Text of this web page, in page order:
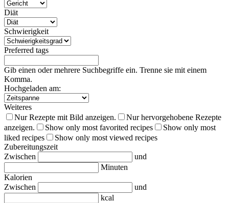
Diät
Schwierigkeit
Preferred tags
Gib einen oder mehrere Suchbegriffe ein. Trenne sie mit einem
Komma.
Hochgeladen am:
Weiteres
Nur Rezepte mit Bild anzeigen.
Nur hervorgehobene Rezepte
anzeigen.
Show only most favorited recipes
Show only most
liked recipes
Show only most viewed recipes
Zubereitungszeit
Zwischen
und
Minuten
Kalorien
Zwischen
und
kcal